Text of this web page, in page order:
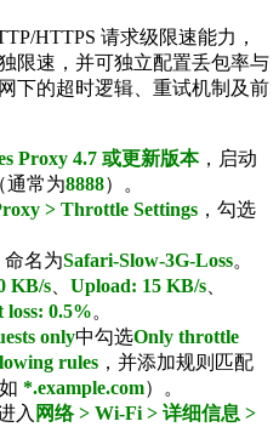
HTTPS 请求级限速能力，
限速，并可独立配置丢包率与
下的超时逻辑、重试机制及前
Proxy 4.7 或更新版本，启动
通常为8888）。
> Throttle Settings ，勾选
命名为Safari-Slow-3G-Loss。
KB/s Upload: 15 KB/s
loss: 0.5%。
only中勾选Only throttle
rules ，并添加规则匹配
*.example.com）。
入 网络 > Wi-Fi > 详细信息 >